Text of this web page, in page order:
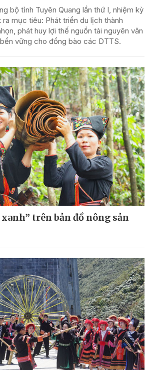
bộ tỉnh Tuyên Quang lần thứ I, nhiệm kỳ
mục tiêu: Phát triển du lịch thành
phát huy lợi thế nguồn tài nguyên văn
vững cho đồng bào các DTTS.
trên bản đồ nông sản